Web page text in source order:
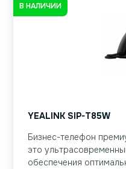
В НАЛИЧИИ
YEALINK SIP-T85W
Бизнес-телефон
это
обеспечения